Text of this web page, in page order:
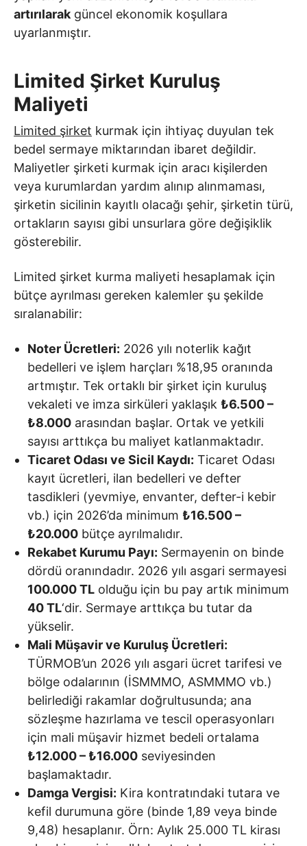
artırılarak güncel ekonomik koşullara
uyarlanmıştır.
Limited Şirket Kuruluş
Maliyeti
Limited şirket kurmak için ihtiyaç duyulan tek
bedel sermaye miktarından ibaret değildir.
Maliyetler şirketi kurmak için aracı kişilerden
veya kurumlardan yardım alınıp alınmaması,
şirketin sicilinin kayıtlı olacağı şehir, şirketin türü,
ortakların sayısı gibi unsurlara göre değişiklik
gösterebilir.
Limited şirket kurma maliyeti hesaplamak için
bütçe ayrılması gereken kalemler şu şekilde
sıralanabilir:
Noter Ücretleri: 2026 yılı noterlik kağıt
bedelleri ve işlem harçları %18,95 oranında
artmıştır. Tek ortaklı bir şirket için kuruluş
vekaleti ve imza sirküleri yaklaşık ₺6.500 –
₺8.000 arasından başlar. Ortak ve yetkili
sayısı arttıkça bu maliyet katlanmaktadır.
Ticaret Odası ve Sicil Kaydı: Ticaret Odası
kayıt ücretleri, ilan bedelleri ve defter
tasdikleri (yevmiye, envanter, defter-i kebir
vb.) için 2026’da minimum ₺16.500 –
₺20.000 bütçe ayrılmalıdır.
Rekabet Kurumu Payı: Sermayenin on binde
dördü oranındadır. 2026 yılı asgari sermayesi
100.000 TL olduğu için bu pay artık minimum
40 TL‘dir. Sermaye arttıkça bu tutar da
yükselir.
Mali Müşavir ve Kuruluş Ücretleri:
TÜRMOB’un 2026 yılı asgari ücret tarifesi ve
bölge odalarının (İSMMMO, ASMMMO vb.)
belirlediği rakamlar doğrultusunda; ana
sözleşme hazırlama ve tescil operasyonları
için mali müşavir hizmet bedeli ortalama
₺12.000 – ₺16.000 seviyesinden
başlamaktadır.
Damga Vergisi: Kira kontratındaki tutara ve
kefil durumuna göre (binde 1,89 veya binde
9,48) hesaplanır. Örn: Aylık 25.000 TL kirası